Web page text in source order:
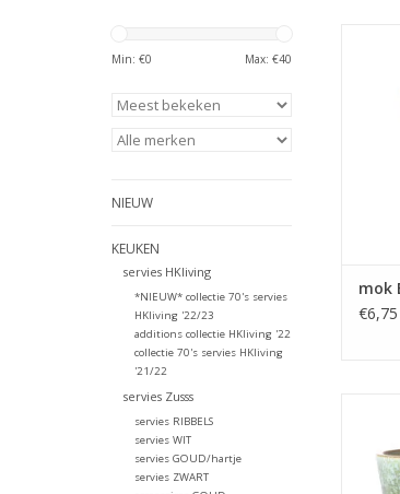
Min: €0 Max: €40
NIEUW
KEUKEN
servies HKliving
*NIEUW* collectie 70's servies
HKliving '22/23
additions collectie HKliving '22
collectie 70's servies HKliving
'21/22
servies Zusss
servies RIBBELS
servies WIT
servies GOUD/hartje
servies ZWART
mok
€6,75